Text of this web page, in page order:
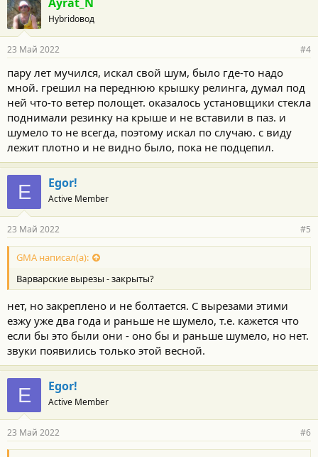
Hybridовод
23 Май 2022 #4
пару лет мучился, искал свой шум, было где-то надо
мной. грешил на переднюю крышку релинга, думал под
ней что-то ветер полощет. оказалось установщики стекла
поднимали резинку на крыше и не вставили в паз. и
шумело то не всегда, поэтому искал по случаю. с виду
лежит плотно и не видно было, пока не подцепил.
E Egor!
Active Member
23 Май 2022 #5
GMA написал(а):
Варварские вырезы - закрыты?
нет, но закреплено и не болтается. С вырезами этими
езжу уже два года и раньше не шумело, т.е. кажется что
если бы это были они - оно бы и раньше шумело, но нет.
звуки появились только этой весной.
E Egor!
Active Member
23 Май 2022 #6